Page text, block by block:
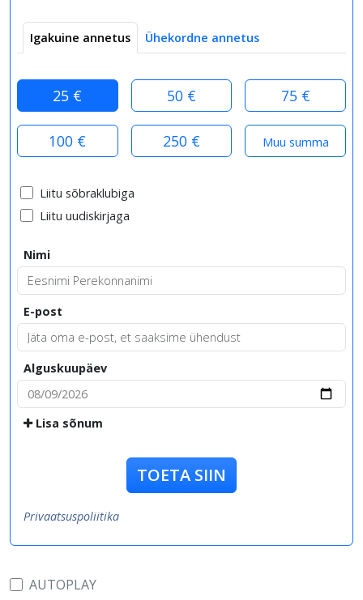
Igakuine annetus Ühekordne annetus
25 € 50 € 75 €
100 € 250 €
Liitu sõbraklubiga
Liitu uudiskirjaga
Nimi
E-post
Alguskuupäev
Lisa sõnum
TOETA SIIN
Privaatsuspoliitika
AUTOPLAY